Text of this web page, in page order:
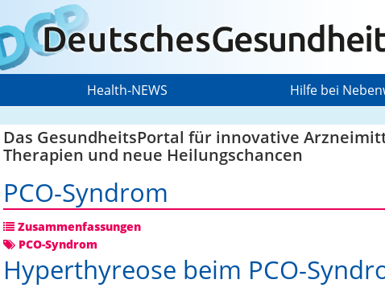
Health-NEWS Hilfe bei
Das GesundheitsPortal für innovative
Therapien und neue Heilungschancen
PCO-Syndrom
Zusammenfassungen
PCO-Syndrom
Hyperthyreose beim PCO-